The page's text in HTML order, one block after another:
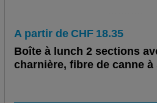
A partir de CHF 18.35
Boîte à lunch 2 sections
charnière, fibre de canne